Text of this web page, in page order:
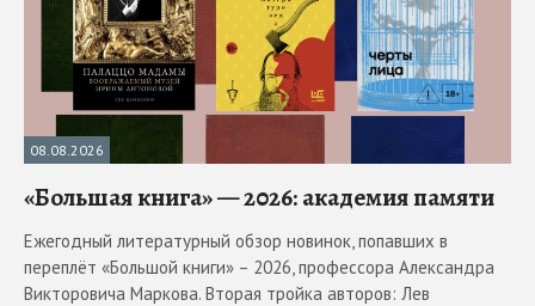
08.08.2026
«Большая книга» — 2026: академия памяти
Ежегодный литературный обзор новинок, попавших в
переплёт «Большой книги» – 2026, профессора Александра
Викторовича Маркова. Вторая тройка авторов: Лев